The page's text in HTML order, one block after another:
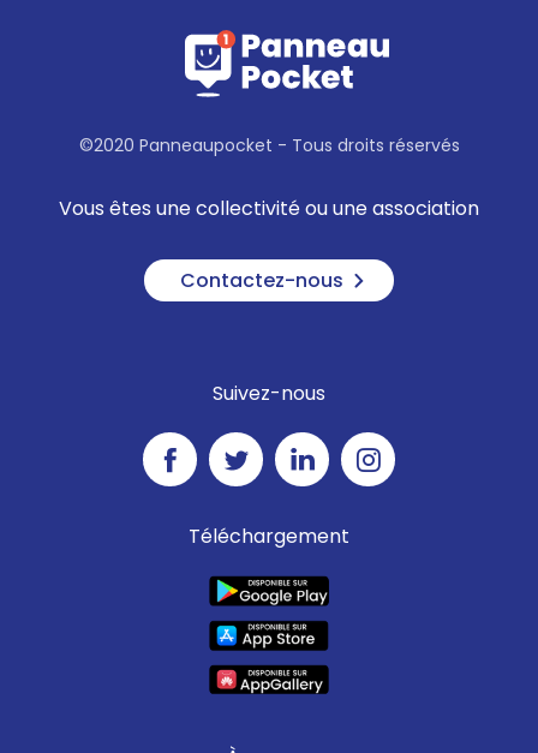
©2020 Panneaupocket - Tous droits réservés
Vous êtes une collectivité ou une association
Contactez-nous
Suivez-nous
Téléchargement